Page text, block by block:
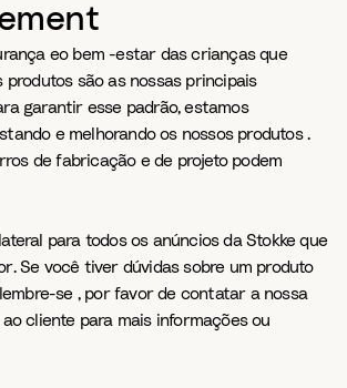
eo bem -estar das crianças que
produtos são as nossas principais
garantir esse padrão, estamos
e melhorando os nossos produtos .
de fabricação e de projeto podem
para todos os anúncios da Stokke que
Se você tiver dúvidas sobre um produto
se , por favor de contatar a nossa
cliente para mais informações ou